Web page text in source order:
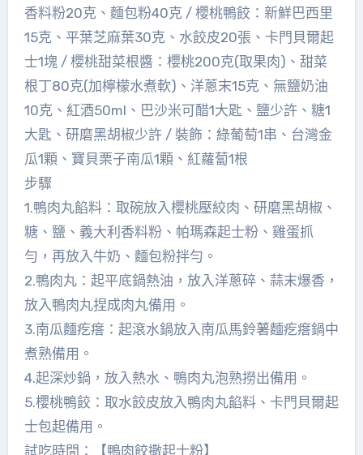
香料粉20克、麵包粉40克 / 櫻桃鴨餃：新鮮巴西里
15克、平葉芝麻葉30克、水餃皮20張、卡門貝爾起
士1塊 / 櫻桃甜菜根醬：櫻桃200克(取果肉)、甜菜
根丁80克(加檸檬水煮軟)、洋蔥末15克、無鹽奶油
10克、紅酒50ml、巴沙米可醋1大匙、鹽少許、糖1
大匙、研磨黑胡椒少許 / 裝飾：綠葡萄1串、台灣金
瓜1顆、寶貝栗子南瓜1顆、紅蘿蔔1根
步驟
1.鴨肉丸餡料：取碗放入櫻桃壓絞肉、研磨黑胡椒、
糖、鹽、義大利香料粉、帕瑪森起士粉、雞蛋抓
勻，再放入牛奶、麵包粉拌勻。
2.鴨肉丸：起平底鍋熱油，放入洋蔥碎、蒜末爆香，
放入鴨肉丸捏成肉丸備用。
3.南瓜麵疙瘩：起滾水鍋放入南瓜馬鈴薯麵疙瘩鍋中
煮熟備用。
4.起深炒鍋，放入熱水、鴨肉丸泡熟撈出備用。
5.櫻桃鴨餃：取水餃皮放入鴨肉丸餡料、卡門貝爾起
士包起備用。
試吃時間：【鴨肉餃撒起士粉】